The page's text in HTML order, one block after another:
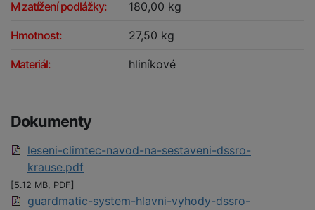
M zatížení podlážky: 180,00 kg
Hmotnost: 27,50 kg
Materiál: hliníkové
Dokumenty
leseni-climtec-navod-na-sestaveni-dssro-
krause.pdf
[5.12 MB, PDF]
guardmatic-system-hlavni-vyhody-dssro-